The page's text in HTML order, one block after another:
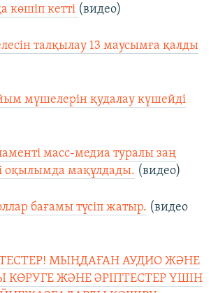
көшіп кетті (видео)
талқылау 13 маусымға қалды
мүшелерін қудалау күшейді
масс-медиа туралы заң
оқылымда мақұлдады. (видео)
бағамы түсіп жатыр. (видео
МЫҢДАҒАН АУДИО ЖӘНЕ
ЖӘНЕ ӘРІПТЕСТЕР ҮШІН